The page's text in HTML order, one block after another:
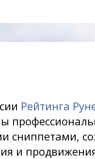
Рейтинга
и